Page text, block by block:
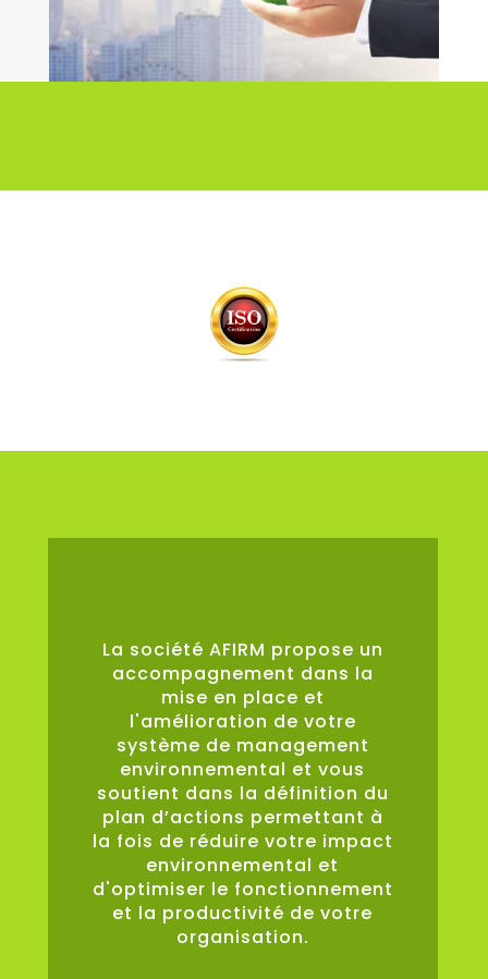
La société AFIRM propose un
accompagnement dans la
mise en place et
l'amélioration de votre
système de management
environnemental et vous
soutient dans la définition du
plan d’actions permettant à
la fois de réduire votre impact
environnemental et
d'optimiser le fonctionnement
et la productivité de votre
organisation.